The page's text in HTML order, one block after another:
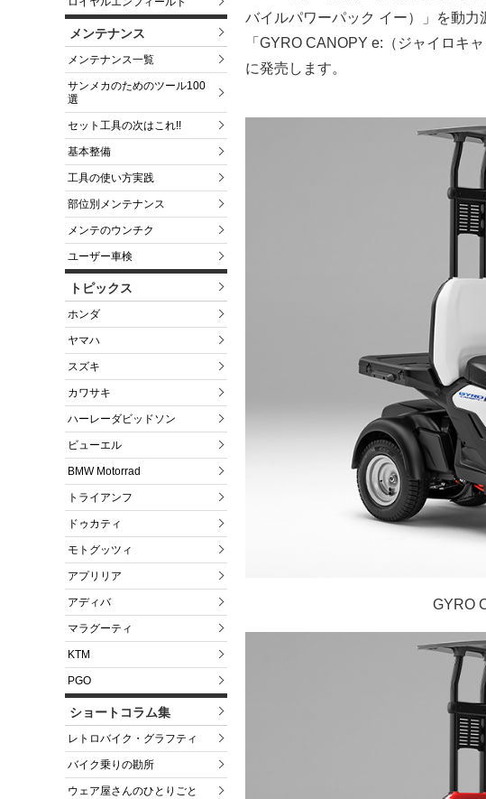
メンテナンス
メンテナンス一覧
サンメカのためのツール100
選
セット工具の次はこれ!!
基本整備
工具の使い方実践
部位別メンテナンス
メンテのウンチク
ユーザー車検
トピックス
ホンダ
ヤマハ
スズキ
カワサキ
ハーレーダビッドソン
ビューエル
BMW Motorrad
トライアンフ
ドゥカティ
モトグッツィ
アプリリア
アディバ
マラグーティ
KTM
PGO
ショートコラム集
レトロバイク・グラフティ
バイク乗りの勘所
ウェア屋さんのひとりごと
バイルパワーパック イー）」を動
「GYRO CANOPY e:（ジャイロキ
に発売します。
GYRO